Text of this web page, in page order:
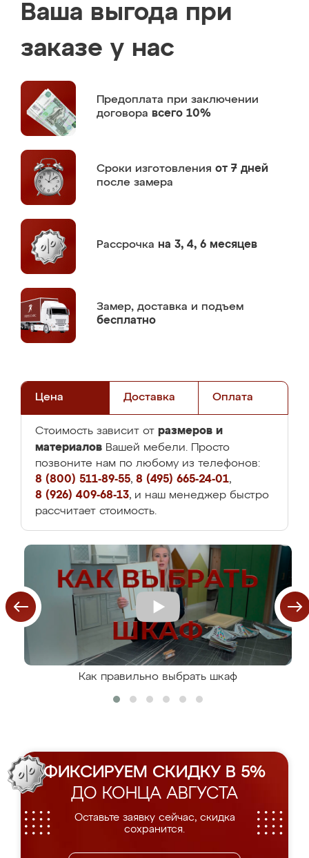
Ваша выгода при
заказе у нас
Предоплата при заключении
договора всего 10%
Сроки изготовления от 7 дней
после замера
Рассрочка на 3, 4, 6 месяцев
Замер, доставка и подъем
бесплатно
Цена Доставка Оплата
Стоимость зависит от размеров и
материалов Вашей мебели. Просто
позвоните нам по любому из телефонов:
8 (800) 511-89-55, 8 (495) 665-24-01,
8 (926) 409-68-13, и наш менеджер быстро
рассчитает стоимость.
Как правильно выбрать шкаф
ФИКСИРУЕМ СКИДКУ В 5%
ДО КОНЦА АВГУСТА
Оставьте заявку сейчас, скидка
сохранится.